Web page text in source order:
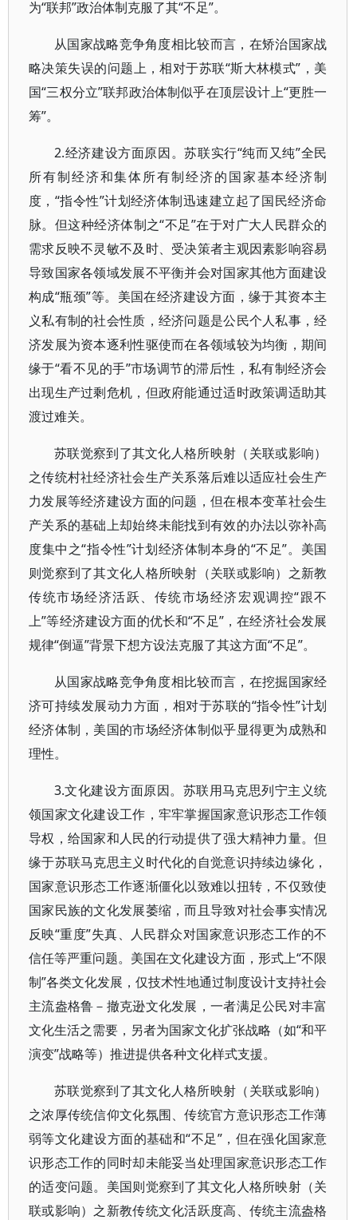
为“联邦”政治体制克服了其“不足”。
从国家战略竞争角度相比较而言，在矫治国家战
略决策失误的问题上，相对于苏联“斯大林模式”，美
国“三权分立”联邦政治体制似乎在顶层设计上“更胜一
筹”。
2.经济建设方面原因。苏联实行“纯而又纯”全民
所有制经济和集体所有制经济的国家基本经济制
度，“指令性”计划经济体制迅速建立起了国民经济命
脉。但这种经济体制之“不足”在于对广大人民群众的
需求反映不灵敏不及时、受决策者主观因素影响容易
导致国家各领域发展不平衡并会对国家其他方面建设
构成“瓶颈”等。美国在经济建设方面，缘于其资本主
义私有制的社会性质，经济问题是公民个人私事，经
济发展为资本逐利性驱使而在各领域较为均衡，期间
缘于“看不见的手”市场调节的滞后性，私有制经济会
出现生产过剩危机，但政府能通过适时政策调适助其
渡过难关。
苏联觉察到了其文化人格所映射（关联或影响）
之传统村社经济社会生产关系落后难以适应社会生产
力发展等经济建设方面的问题，但在根本变革社会生
产关系的基础上却始终未能找到有效的办法以弥补高
度集中之“指令性”计划经济体制本身的“不足”。美国
则觉察到了其文化人格所映射（关联或影响）之新教
传统市场经济活跃、传统市场经济宏观调控“跟不
上”等经济建设方面的优长和“不足”，在经济社会发展
规律“倒逼”背景下想方设法克服了其这方面“不足”。
从国家战略竞争角度相比较而言，在挖掘国家经
济可持续发展动力方面，相对于苏联的“指令性”计划
经济体制，美国的市场经济体制似乎显得更为成熟和
理性。
3.文化建设方面原因。苏联用马克思列宁主义统
领国家文化建设工作，牢牢掌握国家意识形态工作领
导权，给国家和人民的行动提供了强大精神力量。但
缘于苏联马克思主义时代化的自觉意识持续边缘化，
国家意识形态工作逐渐僵化以致难以扭转，不仅致使
国家民族的文化发展萎缩，而且导致对社会事实情况
反映“重度”失真、人民群众对国家意识形态工作的不
信任等严重问题。美国在文化建设方面，形式上“不限
制”各类文化发展，仅技术性地通过制度设计支持社会
主流盎格鲁－撤克逊文化发展，一者满足公民对丰富
文化生活之需要，另者为国家文化扩张战略（如“和平
演变”战略等）推进提供各种文化样式支援。
苏联觉察到了其文化人格所映射（关联或影响）
之浓厚传统信仰文化氛围、传统官方意识形态工作薄
弱等文化建设方面的基础和“不足”，但在强化国家意
识形态工作的同时却未能妥当处理国家意识形态工作
的适变问题。美国则觉察到了其文化人格所映射（关
联或影响）之新教传统文化活跃度高、传统主流盎格